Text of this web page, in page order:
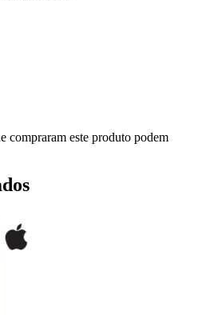
compraram este produto podem